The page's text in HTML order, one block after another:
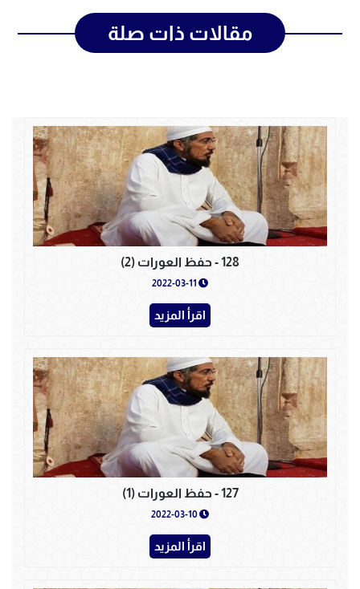
مقالات ذات صلة
128 - حفظ العورات (2)
اقرأ المزيد
127 - حفظ العورات (1)
اقرأ المزيد